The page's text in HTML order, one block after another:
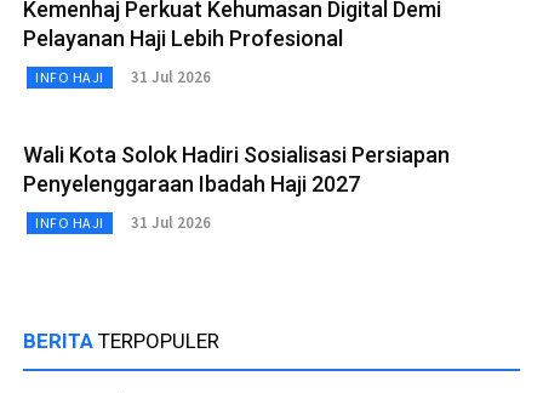
Kemenhaj Perkuat Kehumasan Digital Demi
Pelayanan Haji Lebih Profesional
INFO HAJI 31 Jul 2026
Wali Kota Solok Hadiri Sosialisasi Persiapan
Penyelenggaraan Ibadah Haji 2027
INFO HAJI 31 Jul 2026
BERITA TERPOPULER